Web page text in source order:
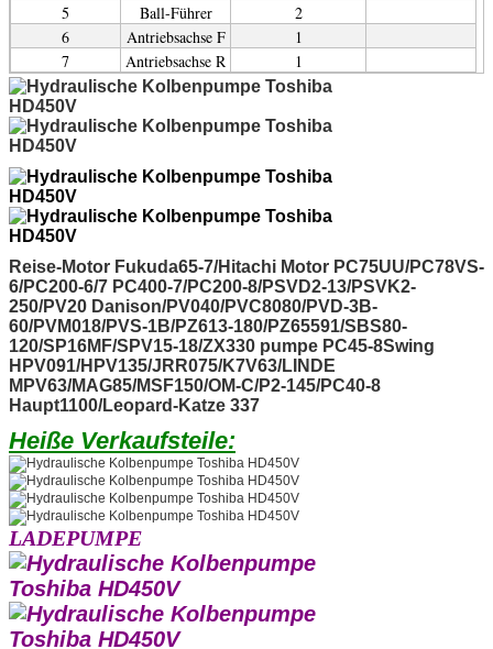
5
Ball-Führer
2
6
Antriebsachse F
1
7
Antriebsachse R 1
Reise-Motor Fukuda65-7/Hitachi Motor PC75UU/PC78VS-
6/PC200-6/7 PC400-7/PC200-8/PSVD2-13/PSVK2-
250/PV20 Danison/PV040/PVC8080/PVD-3B-
60/PVM018/PVS-1B/PZ613-180/PZ65591/SBS80-
120/SP16MF/SPV15-18/ZX330 pumpe PC45-8Swing
HPV091/HPV135/JRR075/K7V63/LINDE
MPV63/MAG85/MSF150/OM-C/P2-145/PC40-8
Haupt1100/Leopard-Katze 337
Heiße Verkaufsteile:
LADEPUMPE